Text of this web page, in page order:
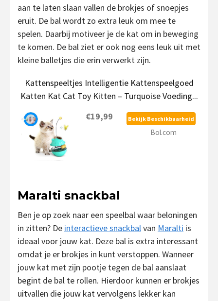
aan te laten slaan vallen de brokjes of snoepjes
eruit. De bal wordt zo extra leuk om mee te
spelen. Daarbij motiveer je de kat om in beweging
te komen. De bal ziet er ook nog eens leuk uit met
kleine balletjes die erin verwerkt zijn.
Kattenspeeltjes Intelligentie Kattenspeelgoed
Katten Kat Cat Toy Kitten – Turquoise Voeding...
€19,99
Bekijk Beschikbaarheid
Bol.com
Maralti snackbal
Ben je op zoek naar een speelbal waar beloningen
in zitten? De interactieve snackbal van Maralti is
ideaal voor jouw kat. Deze bal is extra interessant
omdat je er brokjes in kunt verstoppen. Wanneer
jouw kat met zijn pootje tegen de bal aanslaat
begint de bal te rollen. Hierdoor kunnen er brokjes
uitvallen die jouw kat vervolgens lekker kan